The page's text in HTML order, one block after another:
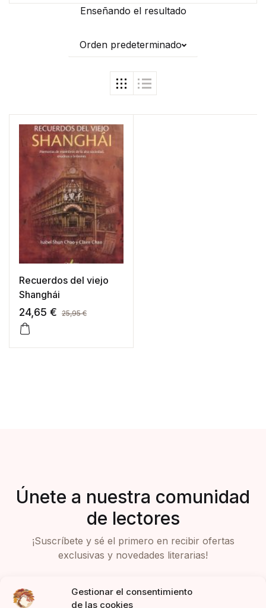
Gestionar el consentimiento
de las cookies
Enseñando el resultado
Orden predeterminado
Recuerdos del viejo
Shanghái
24,65 € 25,95€
Únete a nuestra comunidad
de lectores
¡Suscríbete y sé el primero en recibir ofertas
exclusivas y novedades literarias!